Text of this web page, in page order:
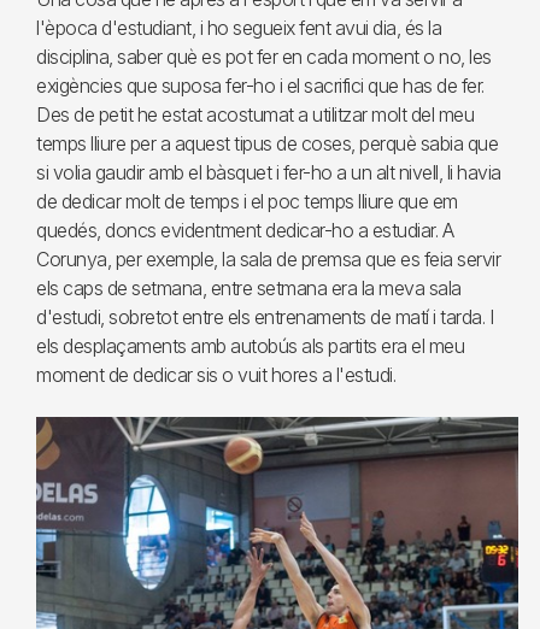
l'època d'estudiant, i ho segueix fent avui dia, és la
disciplina, saber què es pot fer en cada moment o no, les
exigències que suposa fer-ho i el sacrifici que has de fer.
Des de petit he estat acostumat a utilitzar molt del meu
temps lliure per a aquest tipus de coses, perquè sabia que
si volia gaudir amb el bàsquet i fer-ho a un alt nivell, li havia
de dedicar molt de temps i el poc temps lliure que em
quedés, doncs evidentment dedicar-ho a estudiar. A
Corunya, per exemple, la sala de premsa que es feia servir
els caps de setmana, entre setmana era la meva sala
d'estudi, sobretot entre els entrenaments de matí i tarda. I
els desplaçaments amb autobús als partits era el meu
moment de dedicar sis o vuit hores a l'estudi.